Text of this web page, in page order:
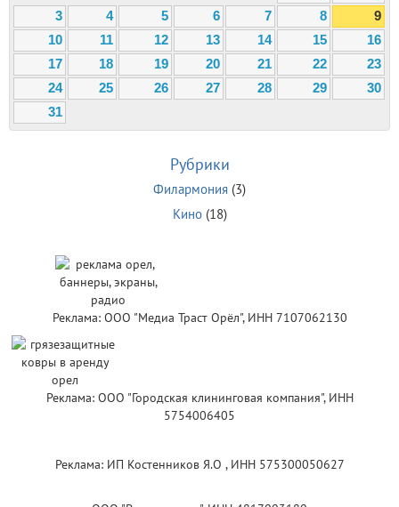
3
4 5 6 7 8
9
10
11 12 13 14 15
16
17
18 19 20 21 22
23
24
25 26 27 28 29
30
31
Рубрики
Филармония (3)
Кино(18)
Реклама: ООО "Медиа Траст Орёл", ИНН 7107062130
Реклама: ООО "Городская клининговая компания", ИНН
5754006405
Реклама: ИП Костенников Я.О , ИНН 575300050627